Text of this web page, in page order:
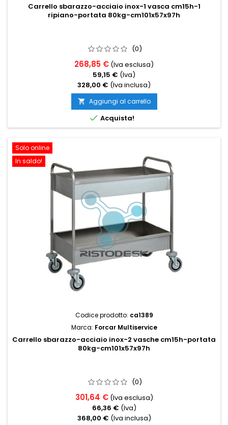
Carrello sbarazzo-acciaio inox-1 vasca cm15h-1
ripiano-portata 80kg-cm101x57x97h
(0)
268,85 € (Iva esclusa)
59,15 € (Iva)
328,00 € (Iva inclusa)
 Aggiungi al carrello
 Acquista!
Solo online
In saldo!
Codice prodotto: ca1389
Marca: Forcar Multiservice
Carrello sbarazzo-acciaio inox-2 vasche cm15h-portata
80kg-cm101x57x97h
(0)
301,64 € (Iva esclusa)
66,36 € (Iva)
368,00 € (Iva inclusa)